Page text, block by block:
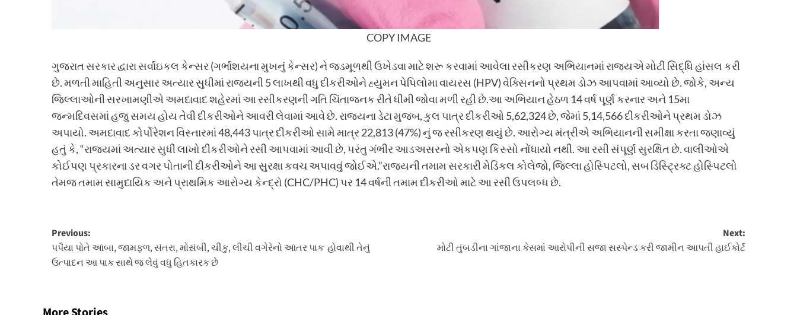
COPY IMAGE
ગુજરાત સરકાર દ્વારા સર્વાઇકલ કેન્સર (ગર્ભાશયના મુખનું કેન્સર) ને જડમૂળથી ઉખેડવા માટે શરૂ કરવામાં આવેલા રસીકરણ અભિયાનમાં રાજ્યએ મોટી સિદ્ધિ હાંસલ કરી
છે. મળતી માહિતી અનુસાર અત્યાર સુધીમાં રાજ્યની 5 લાખથી વધુ દીકરીઓને હ્યુમન પેપિલોમા વાયરસ (HPV) વેક્સિનનો પ્રથમ ડોઝ આપવામાં આવ્યો છે. જોકે, અન્ય
જિલ્લાઓની સરખામણીએ અમદાવાદ શહેરમાં આ રસીકરણની ગતિ ચિંતાજનક રીતે ધીમી જોવા મળી રહી છે.આ અભિયાન હેઠળ 14 વર્ષ પૂર્ણ કરનાર અને 15મા
જન્મદિવસમાં હજુ સમય હોય તેવી દીકરીઓને આવરી લેવામાં આવે છે. રાજ્યના ડેટા મુજબ, કુલ પાત્ર દીકરીઓ 5,62,324 છે, જેમાં 5,14,566 દીકરીઓને પ્રથમ ડોઝ
અપાયો. અમદાવાદ કોર્પોરેશન વિસ્તારમાં 48,443 પાત્ર દીકરીઓ સામે માત્ર 22,813 (47%) નું જ રસીકરણ થયું છે. આરોગ્ય મંત્રીએ અભિયાનની સમીક્ષા કરતા જણાવ્યું
હતું કે, “રાજ્યમાં અત્યાર સુધી લાખો દીકરીઓને રસી આપવામાં આવી છે, પરંતુ ગંભીર આડઅસરનો એકપણ કિસ્સો નોંધાયો નથી. આ રસી સંપૂર્ણ સુરક્ષિત છે. વાલીઓએ
કોઈપણ પ્રકારના ડર વગર પોતાની દીકરીઓને આ સુરક્ષા કવચ અપાવવું જોઈએ.”રાજ્યની તમામ સરકારી મેડિકલ કોલેજો, જિલ્લા હોસ્પિટલો, સબ ડિસ્ટ્રિક્ટ હોસ્પિટલો
તેમજ તમામ સામુદાયિક અને પ્રાથમિક આરોગ્ય કેન્દ્રો (CHC/PHC) પર 14 વર્ષની તમામ દીકરીઓ માટે આ રસી ઉપલબ્ધ છે.
Post
navigation
Previous:
પપૈયા પોતે આંબા, જામફળ, સંતરા, મોસંબી, ચીકુ, લીચી વગેરેનો આંતર પાક હોવાથી તેનું
ઉત્પાદન આ પાક સાથે જ લેવું વધુ હિતકારક છે
Next:
મોટી તુંબડીના ગાંજાના કેસમાં આરોપીની સજા સસ્પેન્ડ કરી જામીન આપતી હાઈકોર્ટ